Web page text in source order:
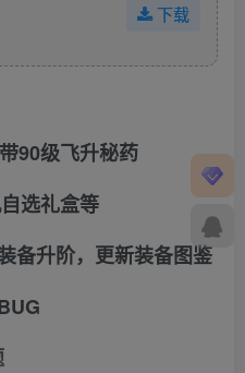
下载
90级飞升秘药
选礼盒等
备升阶，更新装备图鉴